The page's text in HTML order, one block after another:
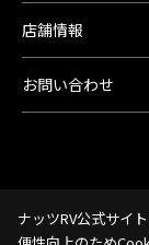
店舗情報
お問い合わせ
ナッツRV公式サイ